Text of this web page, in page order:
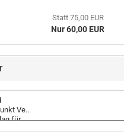
Statt 75,00 EUR
Nur 60,00 EUR